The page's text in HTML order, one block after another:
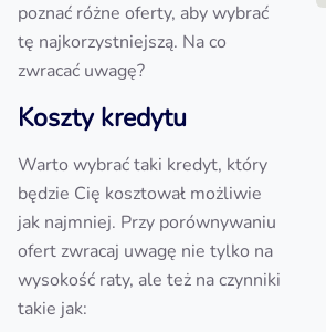
poznać różne oferty, aby wybrać
tę najkorzystniejszą. Na co
zwracać uwagę?
Koszty kredytu
Warto wybrać taki kredyt, który
będzie Cię kosztował możliwie
jak najmniej. Przy porównywaniu
ofert zwracaj uwagę nie tylko na
wysokość raty, ale też na czynniki
takie jak: